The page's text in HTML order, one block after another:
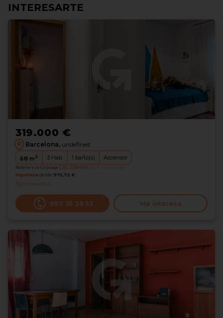
INTERESARTE
319.000 €
Barcelona, undefined
68 m2 3 Hab. 1 baño(s) Ascensor
Referencia Grocasa G35_2018428
Hipoteca desde 975,72 €
Interesados0
697 35 28 53 Me interesa